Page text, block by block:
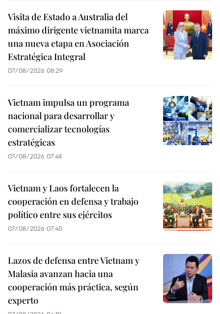
Visita de Estado a Australia del
máximo dirigente vietnamita marca
una nueva etapa en Asociación
Estratégica Integral
07/08/2026 08:29
Vietnam impulsa un programa
nacional para desarrollar y
comercializar tecnologías
estratégicas
07/08/2026 07:48
Vietnam y Laos fortalecen la
cooperación en defensa y trabajo
político entre sus ejércitos
07/08/2026 07:40
Lazos de defensa entre Vietnam y
Malasia avanzan hacia una
cooperación más práctica, según
experto